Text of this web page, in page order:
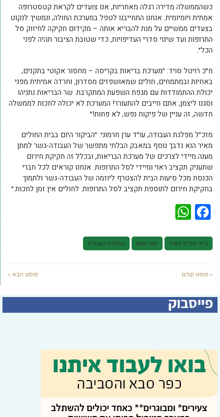
כשהממשלה מדירה רגלה מאחריות, אנו צועדים לקראת קטסטרופה
אמתית ויומיומית. אנחנו התחייבנו לטפל במערכת החולה, ונמשיך לנקוט
בצעדים ממשיים על מנת להבריא אותה – מקידום חקיקה לחיזוק סל
התרופות ועד שינוי סדרי העדיפויות, כדי שטובת הציבור תהיה לפני
הכל״.
ח״כ רויטל סויד: ״מערכת בריאות בקריסה – מחסור אקוטי בתקנים,
באחיות ובמתמחים, חולים שמאושפזים מסדרון, וחרדה אמיתית מפני
יכולת ההתמודדות עם מגפת השפעת המתקרבת. שר הבריאות נתניהו
וסגנו ליצמן, אתם חייבים להתעורר! המערכת לא יכולה לחכות לממשלה
חדשה, זה עניין של פיקוח נפש, לא פחות!״
מזכ״ל מפלגת העבודה, עו״ד ערן חרמוני: ״הביקור היום בבית החולים
מאיר הוא נדבך נוסף במאבק הבלתי מתפשר של העבודה-גשר למתן
מענה מיידי לצרכים של מערכת הבריאות, ובכלל זה חקיקת חירום
שתעניק תקציב ראוי ומיידי לסל התרופות. אנחנו קוראים לכל חברי
הכנסת מכל סיעות הבית להצטרף ליוזמה של העבודה-גשר ולתמוך
בחקיקת חירום לתוספת תקציב לסל התרופות. לחולים אין זמן לחכות.״
Facebook
בית חולים מאיר כפר סבא מפלגת העבודה
« פוסט קודם פוסט הבא »